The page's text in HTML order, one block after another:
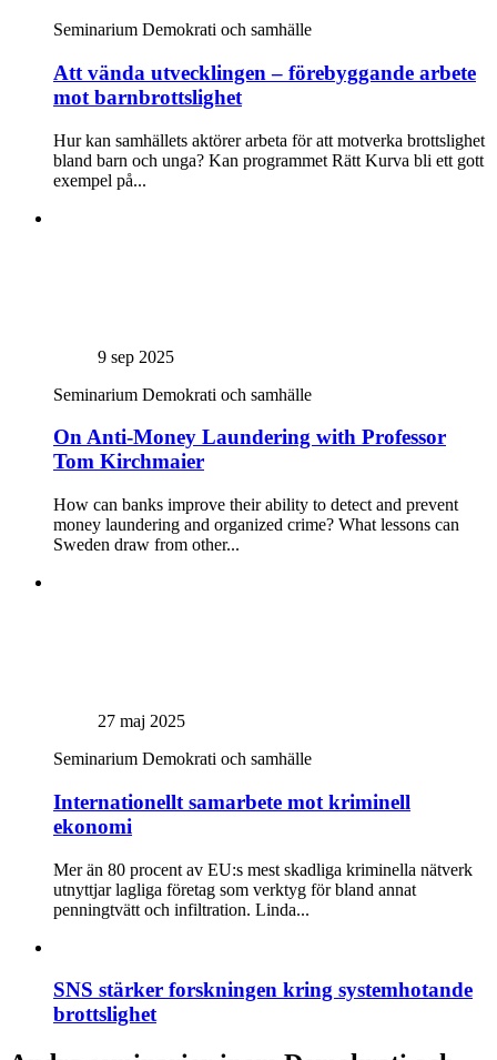
Seminarium Demokrati och samhälle
Att vända utvecklingen – förebyggande arbete
mot barnbrottslighet
Hur kan samhällets aktörer arbeta för att motverka brottslighet
bland barn och unga? Kan programmet Rätt Kurva bli ett gott
exempel på...
9 sep 2025
Seminarium Demokrati och samhälle
On Anti-Money Laundering with Professor
Tom Kirchmaier
How can banks improve their ability to detect and prevent
money laundering and organized crime? What lessons can
Sweden draw from other...
27 maj 2025
Seminarium Demokrati och samhälle
Internationellt samarbete mot kriminell
ekonomi
Mer än 80 procent av EU:s mest skadliga kriminella nätverk
utnyttjar lagliga företag som verktyg för bland annat
penningtvätt och infiltration. Linda...
SNS stärker forskningen kring systemhotande
brottslighet